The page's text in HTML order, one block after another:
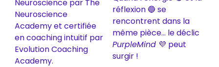
Neuroscience par The
Neuroscience
Academy et certifiée
en coaching intuitif par
Evolution Coaching
Academy.
réflexion 🔵 se
rencontrent dans la
même pièce… le déclic
PurpleMind 💜 peut
surgir !